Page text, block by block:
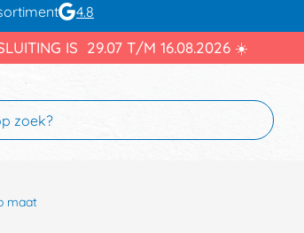
4.8
IS 29.07 T/M 16.08.2026 ☀️
maat